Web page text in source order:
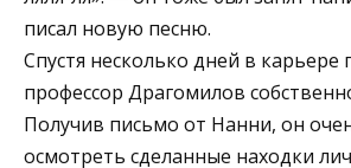
писал новую песню.
Спустя несколько дней в карьере
профессор Драгомилов
Получив письмо от Нанни, он
осмотреть сделанные находки